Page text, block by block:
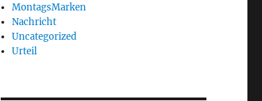
MontagsMarken
Nachricht
Uncategorized
Urteil